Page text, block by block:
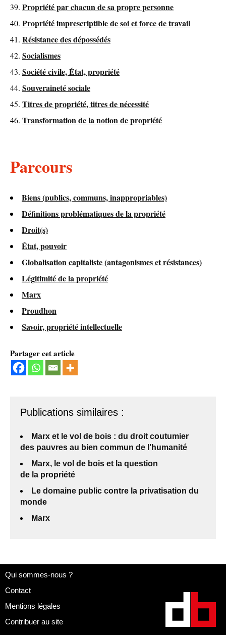
Propriété par chacun de sa propre personne
Propriété imprescriptible de soi et force de travail
Résistance des dépossédés
Socialismes
Société civile, État, propriété
Souveraineté sociale
Titres de propriété, titres de nécessité
Transformation de la notion de propriété
Parcours
Biens (publics, communs, inappropriables)
Définitions problématiques de la propriété
Droit(s)
État, pouvoir
Globalisation capitaliste (antagonismes et résistances)
Légitimité de la propriété
Marx
Proudhon
Savoir, propriété intellectuelle
Partager cet article
Publications similaires :
Marx et le vol de bois : du droit coutumier
des pauvres au bien commun de l’humanité
Marx, le vol de bois et la question
de la propriété
Le domaine public contre la privatisation du
monde
Marx
Qui sommes-nous ?
Contact
Mentions légales
Contribuer au site